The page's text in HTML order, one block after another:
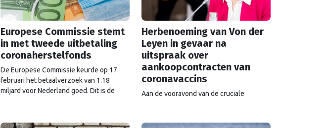
Europese Commissie stemt
in met tweede uitbetaling
coronaherstelfonds
De Europese Commissie keurde op 17
februari het betaalverzoek van 1.18
miljard voor Nederland goed. Dit is de
miljard dat als gift is toegewezen aan
Herbenoeming van Von der
Leyen in gevaar na
uitspraak over
aankoopcontracten van
coronavaccins
Aan de vooravond van de cruciale
staat Ursula von der Leyen voor een grote